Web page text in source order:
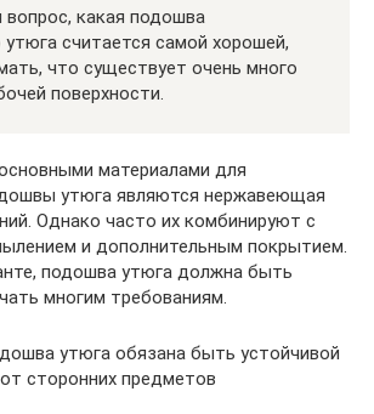
вопрос, какая подошва
утюга считается самой хорошей,
что существует очень много
поверхности.
материалами для
утюга являются нержавеющая
Однако часто их комбинируют с
и дополнительным покрытием.
подошва утюга должна быть
многим требованиям.
утюга обязана быть устойчивой
сторонних предметов